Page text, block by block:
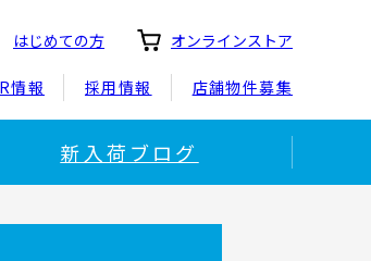
はじめての方 オンラインストア
情報 採用情報 店舗物件募集
新入荷ブログ